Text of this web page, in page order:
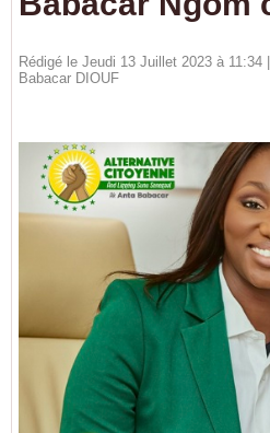
Rédigé le Jeudi 13 Juillet 2023 à 11:34
Babacar DIOUF